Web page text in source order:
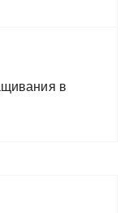
в